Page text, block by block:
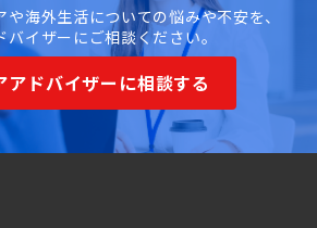
海外生活についての悩みや不安を、
バイザーにご相談ください。
アドバイザーに相談する